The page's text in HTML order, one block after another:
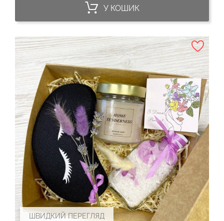
У КОШИК
ШВИДКИЙ ПЕРЕГЛЯД